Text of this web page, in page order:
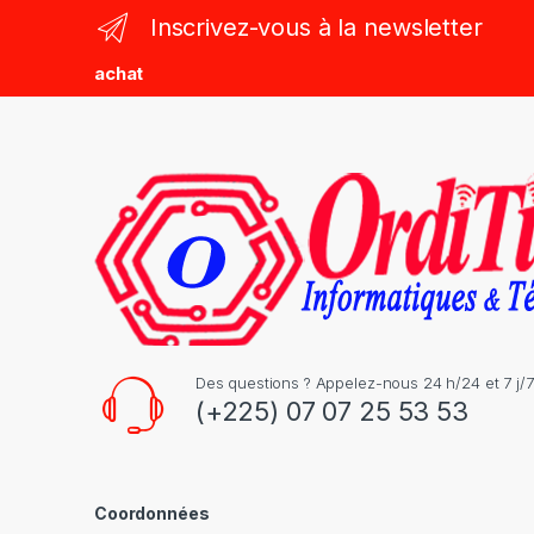
s
Inscrivez-vous à la newsletter
achat
Des questions ? Appelez-nous 24 h/24 et 7 j/7
(+225) 07 07 25 53 53
Coordonnées